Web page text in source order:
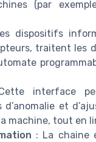
(par
dispositifs
traitent les
interface
et
machine, tout en
: La chaine